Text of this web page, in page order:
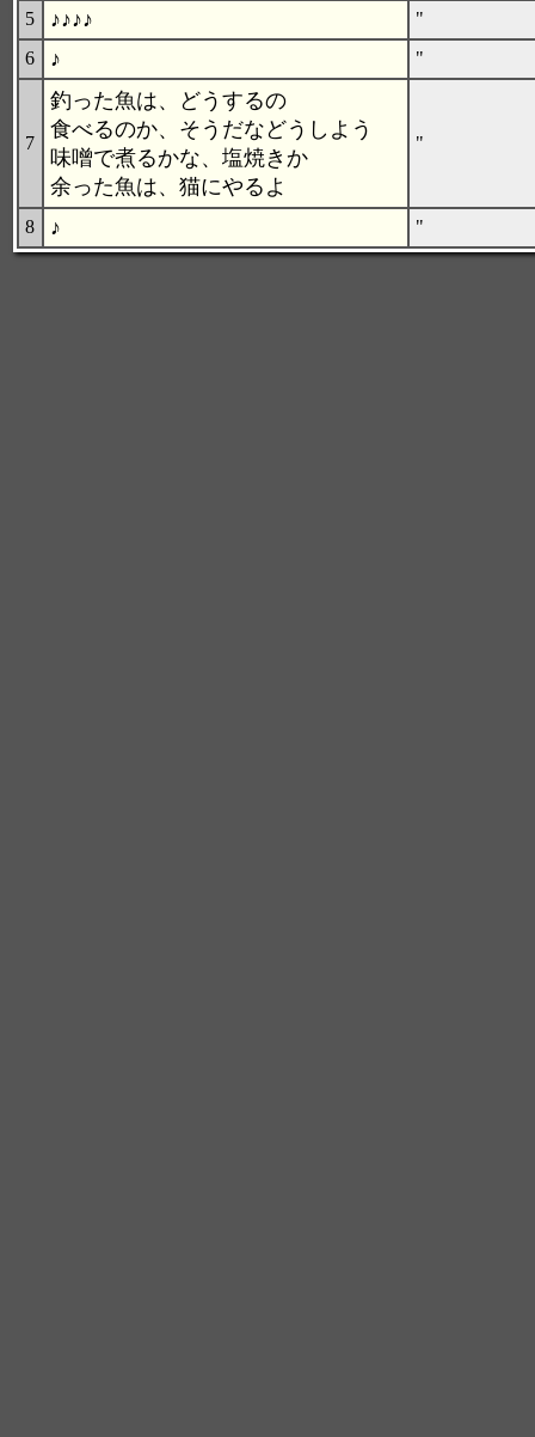
5 ♪♪♪♪
"
6
♪ "
7
釣った魚は、どうするの
食べるのか、そうだなどうしよう
味噌で煮るかな、塩焼きか
余った魚は、猫にやるよ
"
8 ♪ "